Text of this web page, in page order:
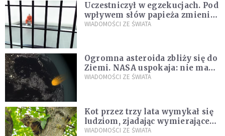
Uczestniczył w egzekucjach. Pod
wpływem słów papieża zmienił
zdanie
WIADOMOŚCI ZE ŚWIATA
Ogromna asteroida zbliży się do
Ziemi. NASA uspokaja: nie ma
zagrożenia
WIADOMOŚCI ZE ŚWIATA
Kot przez trzy lata wymykał się
ludziom, zjadając wymierające
kaczki. W końcu popełnił
WIADOMOŚCI ZE ŚWIATA